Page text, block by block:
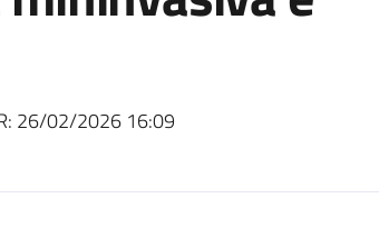
26/02/2026 16:09